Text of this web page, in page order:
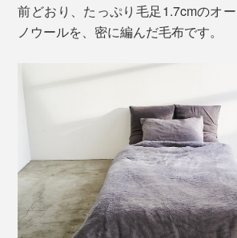
前どおり、たっぷり毛足1.7cmのオ
ノウールを、密に編んだ毛布です。